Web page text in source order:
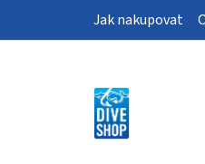
Jak nakupovat